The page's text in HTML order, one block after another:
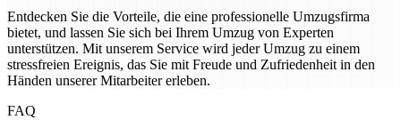
Entdecken Sie die Vorteile, die eine professionelle Umzugsfirma
bietet, und lassen Sie sich bei Ihrem Umzug von Experten
unterstützen. Mit unserem Service wird jeder Umzug zu einem
stressfreien Ereignis, das Sie mit Freude und Zufriedenheit in den
Händen unserer Mitarbeiter erleben.
FAQ